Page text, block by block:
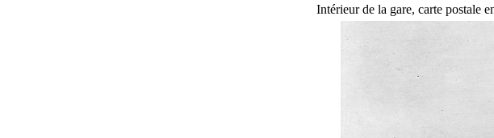
Intérieur de la gare, carte postale